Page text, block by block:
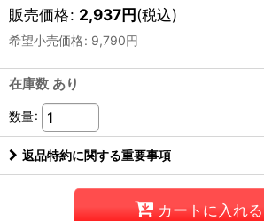
販売価格: 2,937円(税込)
希望小売価格: 9,790円
在庫数 あり
数量:
返品特約に関する重要事項
カートに入れる